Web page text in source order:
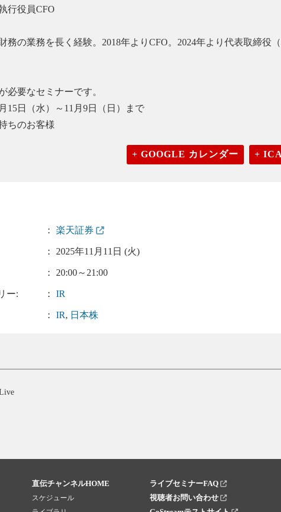
行役員CFO
務の業務を長く経験。2018年よりCFO。2024年より代表取締役
要なセミナーです。
15日（水）～11月9日（日）まで
ちのお客様
+ GOOGLE カレンダー +
：楽天証券
： 2025年11月11日 (火)
： 20:00～21:00
ー: ：IR
：IR, 日本株
直伝チャンネルHOME
スケジュール
ライブセミナーFAQ
視聴者お問い合わせ